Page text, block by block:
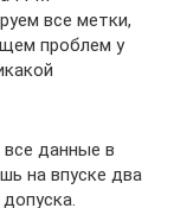
все метки,
проблем у
данные в
на впуске два